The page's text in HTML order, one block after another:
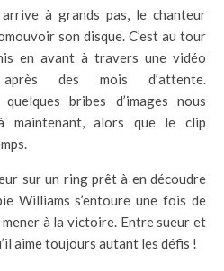
à grands pas, le chanteur
son disque. C’est au tour
en avant à travers une vidéo
des mois d’attente.
bribes d’images nous
maintenant, alors que le clip
sur un ring prêt à en découdre
Williams s’entoure une fois de
à la victoire. Entre sueur et
aime toujours autant les défis !